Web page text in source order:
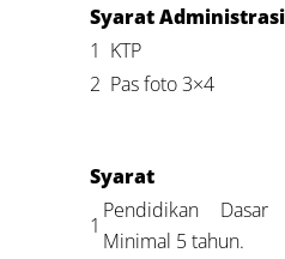
Syarat Administrasi
1 KTP
2 Pas foto 3×4
Syarat
1
Pendidikan Dasar
Minimal 5 tahun.